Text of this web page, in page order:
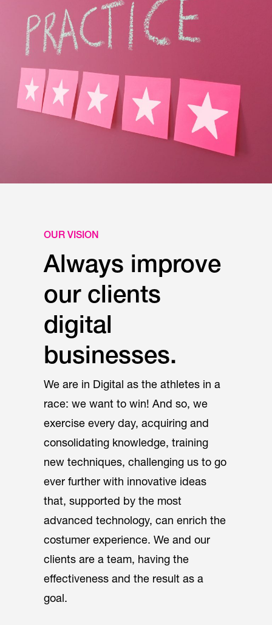
OUR VISION
Always improve
our clients
digital
businesses.
We are in Digital as the athletes in a
race: we want to win! And so, we
exercise every day, acquiring and
consolidating knowledge, training
new techniques, challenging us to go
ever further with innovative ideas
that, supported by the most
advanced technology, can enrich the
costumer experience. We and our
clients are a team, having the
effectiveness and the result as a
goal.